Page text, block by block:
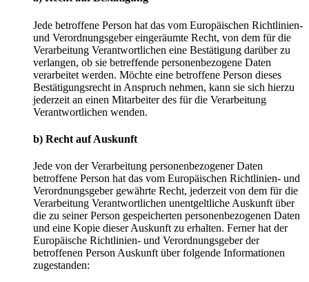
Jede betroffene Person hat das vom Europäischen Richtlinien-
und Verordnungsgeber eingeräumte Recht, von dem für die
Verarbeitung Verantwortlichen eine Bestätigung darüber zu
verlangen, ob sie betreffende personenbezogene Daten
verarbeitet werden. Möchte eine betroffene Person dieses
Bestätigungsrecht in Anspruch nehmen, kann sie sich hierzu
jederzeit an einen Mitarbeiter des für die Verarbeitung
Verantwortlichen wenden.
b) Recht auf Auskunft
Jede von der Verarbeitung personenbezogener Daten
betroffene Person hat das vom Europäischen Richtlinien- und
Verordnungsgeber gewährte Recht, jederzeit von dem für die
Verarbeitung Verantwortlichen unentgeltliche Auskunft über
die zu seiner Person gespeicherten personenbezogenen Daten
und eine Kopie dieser Auskunft zu erhalten. Ferner hat der
Europäische Richtlinien- und Verordnungsgeber der
betroffenen Person Auskunft über folgende Informationen
zugestanden: